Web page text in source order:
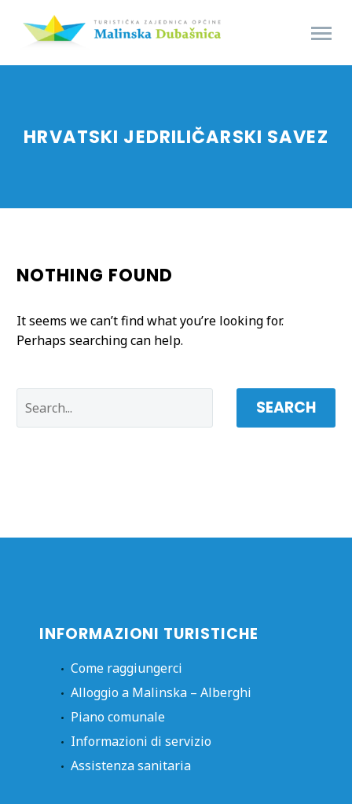
HRVATSKI JEDRILIČARSKI SAVEZ
NOTHING FOUND
It seems we can’t find what you’re looking for.
Perhaps searching can help.
SEARCH
INFORMAZIONI TURISTICHE
Come raggiungerci
Alloggio a Malinska – Alberghi
Piano comunale
Informazioni di servizio
Assistenza sanitaria